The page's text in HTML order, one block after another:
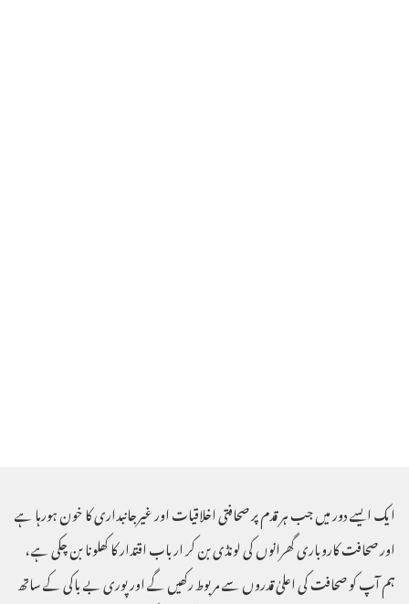
ایک ایسے دور میں جب ہر قدم پر صحافتی اخلاقیات اور غیرجانبداری کا خون ہورہا ہے
اور صحافت کاروباری گھرانوں کی لونڈی بن کر ارباب اقتدار کا کھلونا بن چکی ہے ،
ہم آپ کو صحافت کی اعلیٰ قدروں سے مربوط رکھیں گے اور پوری بے باکی کے ساتھ